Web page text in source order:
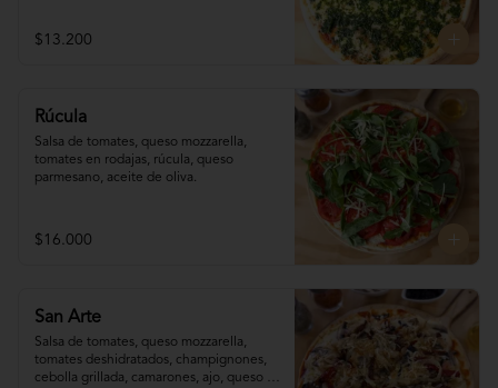
$13.200
Rúcula
Salsa de tomates, queso mozzarella,
tomates en rodajas, rúcula, queso
parmesano, aceite de oliva.
$16.000
San Arte
Salsa de tomates, queso mozzarella,
tomates deshidratados, champignones,
cebolla grillada, camarones, ajo, queso